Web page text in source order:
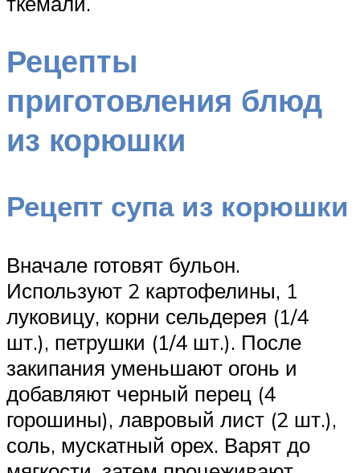
Рецепты
приготовления блюд
из корюшки
Рецепт супа из корюшки
Вначале готовят бульон.
Используют 2 картофелины, 1
луковицу, корни сельдерея (1/4
шт.), петрушки (1/4 шт.). После
закипания уменьшают огонь и
добавляют черный перец (4
горошины), лавровый лист (2 шт.),
соль, мускатный орех. Варят до